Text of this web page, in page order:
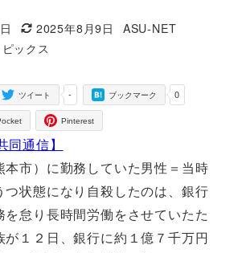
更新日
2025年8月9日
著
ASU-NET
ックス
-
ツイート 0
ブックマーク
Pinterest
同通信】
市）に勤務していた男性＝当時
つ状態になり自殺したのは、銀行
を怠り長時間労働をさせていたた
が１２日、銀行に約１億７千万円